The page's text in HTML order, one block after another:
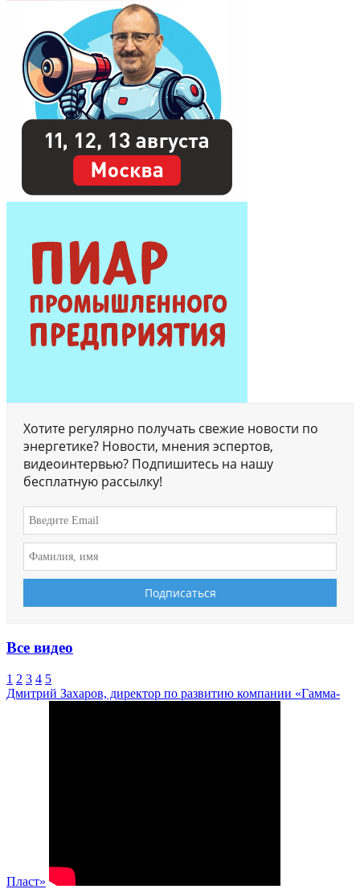
Хотите регулярно получать свежие новости по
энергетике? Новости, мнения эспертов,
видеоинтервью? Подпишитесь на нашу
бесплатную рассылку!
Все видео
1 2 3 4 5
Дмитрий Захаров, директор по развитию компании «Гамма-
Пласт»